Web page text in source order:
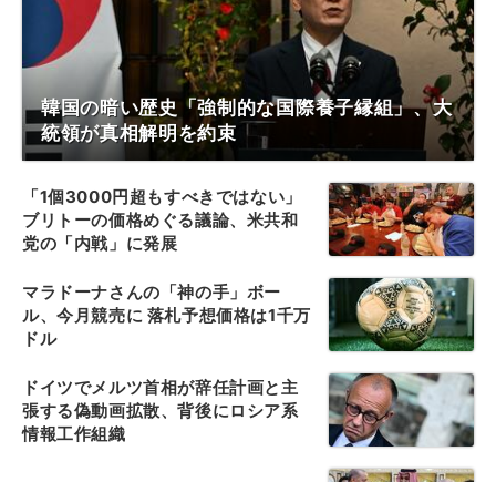
韓国の暗い歴史「強制的な国際養子縁組」、大
統領が真相解明を約束
「1個3000円超もすべきではない」
ブリトーの価格めぐる議論、米共和
党の「内戦」に発展
マラドーナさんの「神の手」ボー
ル、今月競売に 落札予想価格は1千万
ドル
ドイツでメルツ首相が辞任計画と主
張する偽動画拡散、背後にロシア系
情報工作組織